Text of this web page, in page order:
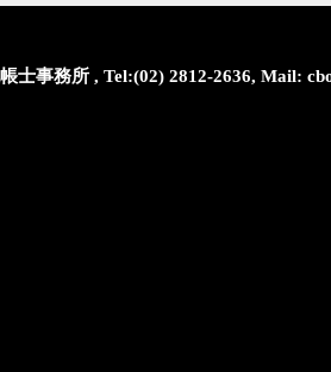
士事務所 , Tel:(02) 2812-2636, Mail: